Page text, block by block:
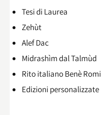
Tesi di Laurea
Zehùt
Alef Dac
Midrashìm dal Talmùd
Rito italiano Benè Romi​
Edizioni personalizzate